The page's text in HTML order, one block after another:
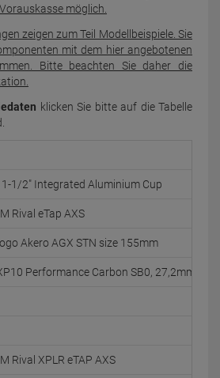
möglich.
zeigen zum Teil Modellbeispiele. Sie
mit dem hier angebotenen
Bitte beachten Sie daher die
klicken Sie bitte auf die Tabelle
1-1/2" Integrated Aluminium Cup
Rival eTap AXS
Akero AGX STN size 155mm
Performance Carbon SB0, 27,2mm,
Rival XPLR eTAP AXS